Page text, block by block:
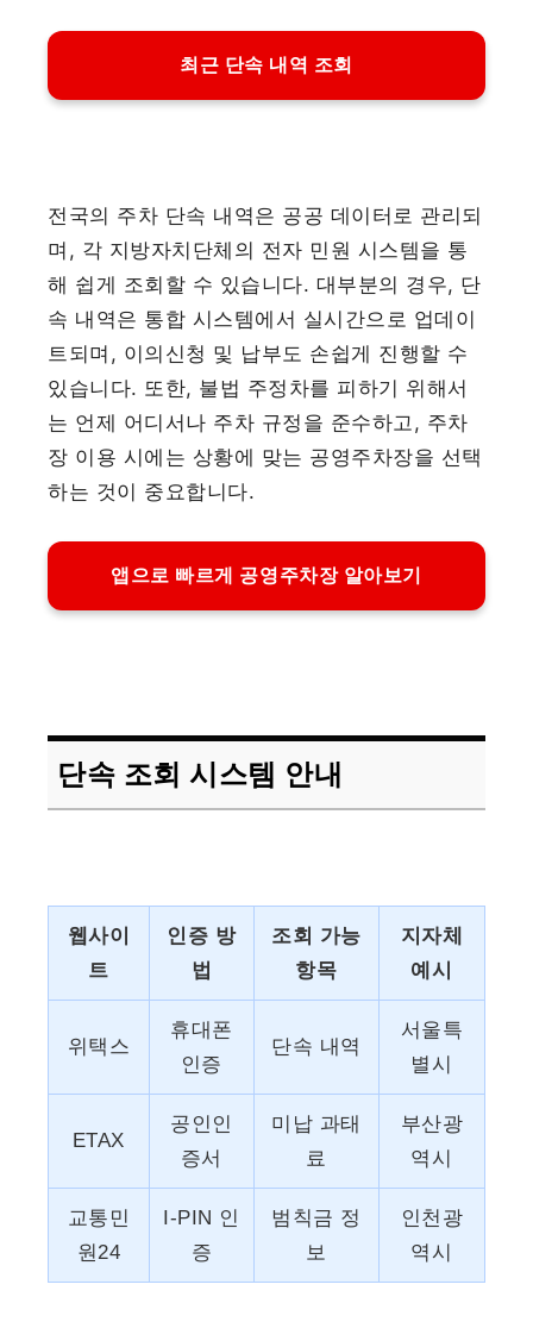
최근 단속 내역 조회
전국의 주차 단속 내역은 공공 데이터로 관리되
며, 각 지방자치단체의 전자 민원 시스템을 통
해 쉽게 조회할 수 있습니다. 대부분의 경우, 단
속 내역은 통합 시스템에서 실시간으로 업데이
트되며, 이의신청 및 납부도 손쉽게 진행할 수
있습니다. 또한, 불법 주정차를 피하기 위해서
는 언제 어디서나 주차 규정을 준수하고, 주차
장 이용 시에는 상황에 맞는 공영주차장을 선택
하는 것이 중요합니다.
앱으로 빠르게 공영주차장 알아보기
단속 조회 시스템 안내
웹사이
트
인증 방
법
조회 가능
항목
지자체
예시
위택스
휴대폰
인증
단속 내역
서울특
별시
ETAX
공인인
증서
미납 과태
료
부산광
역시
교통민
원24
I-PIN 인
증
범칙금 정
보
인천광
역시